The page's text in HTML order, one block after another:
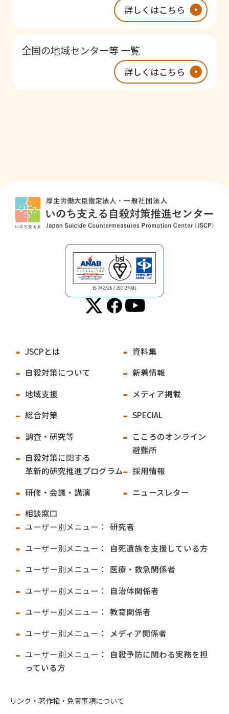
詳しくはこちら
全国の地域センター等 一覧
詳しくはこちら
JSCPとは
自殺対策について
地域支援
総合対策
調査・研究等
自殺対策に関する
革新的研究推進プログラム
研修・会議・講演
相談窓口
資料集
新着情報
メディア掲載
SPECIAL
こころのオンライン
避難所
採用情報
ニュースレター
ユーザー別メニュー： 研究者
ユーザー別メニュー：
自死遺族を支援している方
ユーザー別メニュー：
医療・救急関係者
ユーザー別メニュー：
自治体関係者
ユーザー別メニュー： 教育関係者
ユーザー別メニュー：
メディア関係者
ユーザー別メニュー：
自殺予防に関わる実務を担
っている方
リンク・著作権・免責事項について